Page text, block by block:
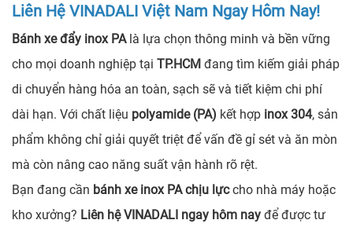
Liên Hệ VINADALI Việt Nam Ngay Hôm Nay!
Bánh xe đẩy inox PAlà lựa chọn thông minh và bền vững
cho mọi doanh nghiệp tại TP.HCM đang tìm kiếm giải pháp
di chuyển hàng hóa an toàn, sạch sẽ và tiết kiệm chi phí
dài hạn. Với chất liệu polyamide (PA) kết hợp inox 304, sản
phẩm không chỉ giải quyết triệt để vấn đề gỉ sét và ăn mòn
mà còn nâng cao năng suất vận hành rõ rệt.
Bạn đang cần bánh xe inox PA chịu lựccho nhà máy hoặc
kho xưởng? Liên hệ VINADALI ngay hôm nay để được tư